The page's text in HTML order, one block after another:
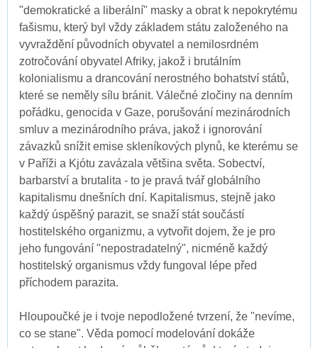
"demokratické a liberální" masky a obrat k nepokrytému
fašismu, který byl vždy základem státu založeného na
vyvraždění původních obyvatel a nemilosrdném
zotročování obyvatel Afriky, jakož i brutálním
kolonialismu a drancování nerostného bohatství států,
které se neměly sílu bránit. Válečné zločiny na denním
pořádku, genocida v Gaze, porušování mezinárodních
smluv a mezinárodního práva, jakož i ignorování
závazků snížit emise skleníkových plynů, ke kterému se
v Paříži a Kjótu zavázala většina světa. Sobectví,
barbarství a brutalita - to je pravá tvář globálního
kapitalismu dnešních dní. Kapitalismus, stejně jako
každý úspěšný parazit, se snaží stát součástí
hostitelského organizmu, a vytvořit dojem, že je pro
jeho fungování "nepostradatelný", nicméně každý
hostitelský organismus vždy fungoval lépe před
příchodem parazita.
Hloupoučké je i tvoje nepodložené tvrzení, že "nevíme,
co se stane". Věda pomocí modelování dokáže